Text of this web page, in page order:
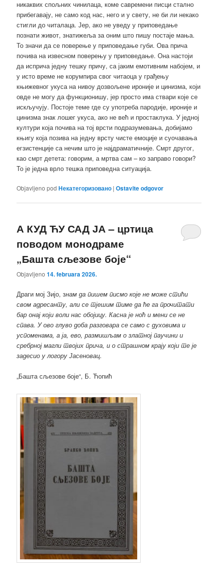
никаквих спољних чинилаца, коме савремени писци стално
прибегавају, не само код нас, него и у свету, не би ли некако
стигли до читалаца. Јер, ако не уведу у приповедање
познати живот, знатижеља за оним што пишу постаје мања.
То значи да се поверење у приповедање губи. Ова прича
почива на извесном поверењу у приповедање. Она настоји
да исприча једну тешку причу, са јаким емотивним набојем, и
у исто време не корумпира свог читаоца у грађењу
књижевног укуса на нивоу дозвољене ироније и цинизма, који
овде не могу да функционишу, јер просто има ствари које се
искључују. Постоје теме где су употреба пародије, ироније и
цинизма знак лошег укуса, ако не већ и простаклука. У једној
култури која почива на тој врсти подразумевања, добијамо
књигу која позива на једну врсту чисте емоције и суочавања
егзистенције са нечим што је најдраматичније. Смрт другог,
као смрт детета: говорим, а мртва сам – ко заправо говори?
То је једна врло тешка приповедна ситуација.
Objavljeno pod Некатегоризовано |Ostavite odgovor
А КУД ЋУ САД ЈА – цртица
поводом монодраме
„Башта сљезове боје“
Objavljeno14. februara 2026.
Драги мој Зијо, знам да пишем писмо које не може стићи
свом адресанту, али се тјешим тиме да ће га прочитати
бар онај који воли нас обојицу. Касна је ноћ и мени се не
спава. У ово глуво доба разговара се само с духовима и
успоменама, а ја, ево, размишљам о златној паучини и
сребрној магли твојих прича, и о страшном крају који те је
задесио у логору Јасеновац.
„Башта сљезове боје“, Б. Ћопић